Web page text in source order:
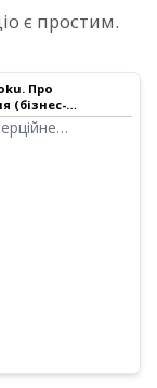
є простим.
Про
(бізнес-
дії. | ПЗ для